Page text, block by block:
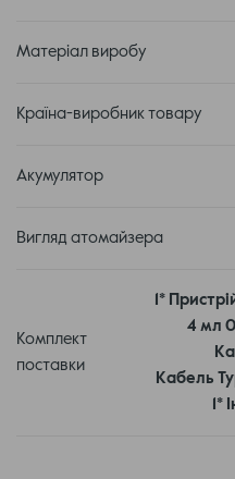
Акумулятор: 1500 мАч із
контролю параметрів.
✅ Регульований потік
Ергономічний AFC
повітря, а сумісність із
Матеріал виробу
Країна-виробник товару
Акумулятор
Вигляд атомайзера
Комплект
поставки
1*
4 мл
Кабель
1*